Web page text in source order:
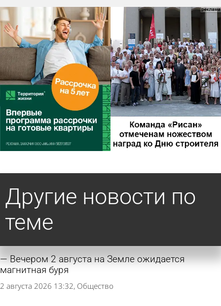
Другие новости по
теме
Вечером 2 августа на Земле ожидается
магнитная буря
2 августа 2026 13:32 Общество